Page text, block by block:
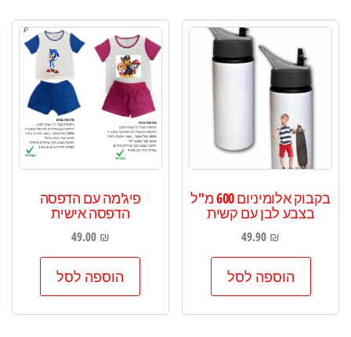
בקבוק אלומיניום 600 מ"ל
בצבע לבן עם קשית
49.90 ₪
הוספה לסל
פיג'מה עם הדפסה
הדפסה אישית
49.00 ₪
הוספה לסל